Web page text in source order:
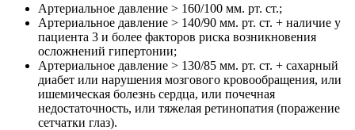
Артериальное давление > 160/100 мм. рт. ст.;
Артериальное давление > 140/90 мм. рт. ст. + наличие у
пациента 3 и более факторов риска возникновения
осложнений гипертонии;
Артериальное давление > 130/85 мм. рт. ст. + сахарный
диабет или нарушения мозгового кровообращения, или
ишемическая болезнь сердца, или почечная
недостаточность, или тяжелая ретинопатия (поражение
сетчатки глаз).